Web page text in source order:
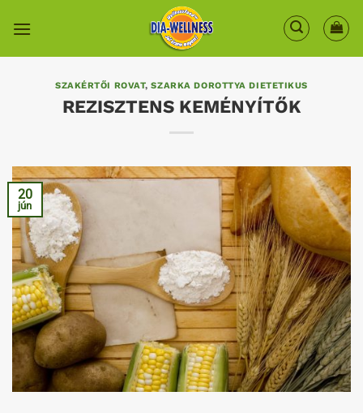
SZAKÉRTŐI ROVAT,SZARKA DOROTTYA DIETETIKUS
REZISZTENS KEMÉNYÍTŐK
20
jún